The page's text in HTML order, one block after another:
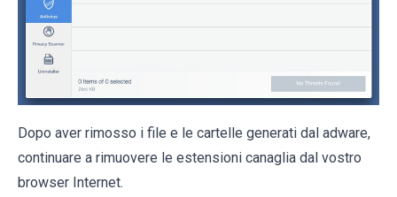
Dopo aver rimosso i file e le cartelle generati dal adware,
continuare a rimuovere le estensioni canaglia dal vostro
browser Internet.